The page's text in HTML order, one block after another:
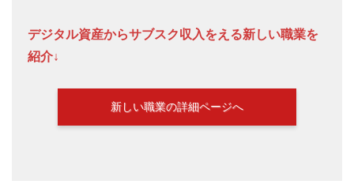
デジタル資産からサブスク収入をえる新しい職業を
紹介↓
新しい職業の詳細ページへ